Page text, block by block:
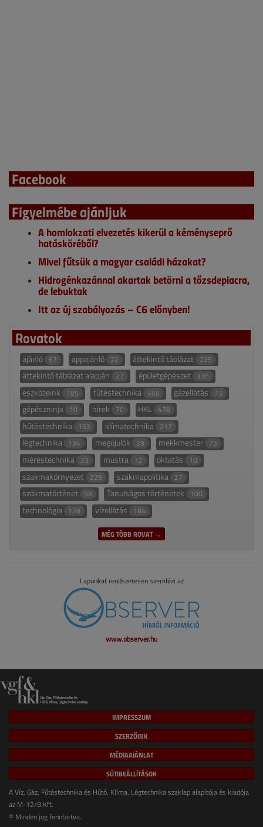
Facebook
Figyelmébe ajánljuk
A homlokzati elvezetés kikerül a kéményseprő
hatásköréből?
Mivel fűtsük a magyar családi házakat?
Hidrogénkazánnal akartak betörni a tőzsdepiacra,
de lebuktak
Itt az új szabályozás – C6 előnyben!
Rovatok
ajánló 67 appajánló 22 áttekintő táblázat 235
áttekintő táblázat alapján 27 épületgépészet 336
eszközeink 105 fűtéstechnika 466 gázellátás 73
gépészninja 10 hírek 70 HKL 478
hűtéstechnika 153 klímatechnika 217
légtechnika 134 megújulók 28 mekkmester 73
méréstechnika 23 mustra 12 oktatás 10
szakmakörnyezet 229 szakmapolitika 27
szakmatörténet 98 Tanulságos történetek 100
technológia 128 vízellátás 184
MÉG TÖBB ROVAT →
Lapunkat rendszeresen szemlézi az
www.observer.hu
IMPRESSZUM
SZERZŐINK
MÉDIAAJÁNLAT
SÜTIBEÁLLÍTÁSOK
A Víz, Gáz, Fűtéstechnika és Hűtő, Klíma, Légtechnika szaklap alapítója és kiadója
az M-12/B Kft.
© Minden jog fenntartva.